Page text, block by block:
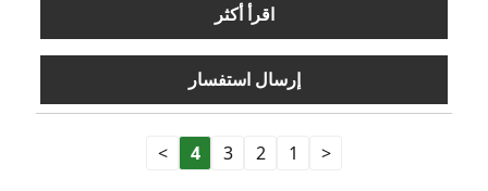
اقرأ أكثر
إرسال استفسار
<
1
2
3
4
>